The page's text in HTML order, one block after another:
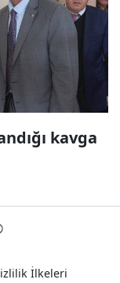
kavga
İlkeleri